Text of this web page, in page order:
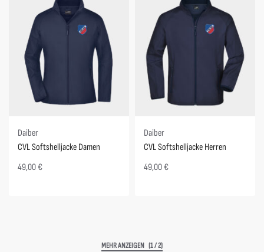
Daiber
CVL Softshelljacke Damen
49,00 €
Daiber
CVL Softshelljacke Herren
49,00 €
(1 / 2)